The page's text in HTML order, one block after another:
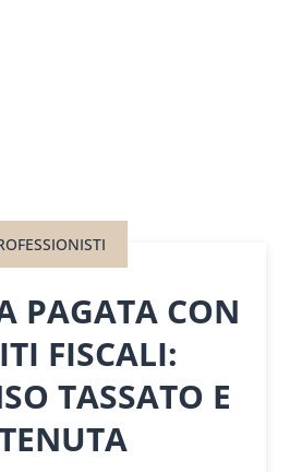
PAGATA CON
FISCALI:
TASSATO E